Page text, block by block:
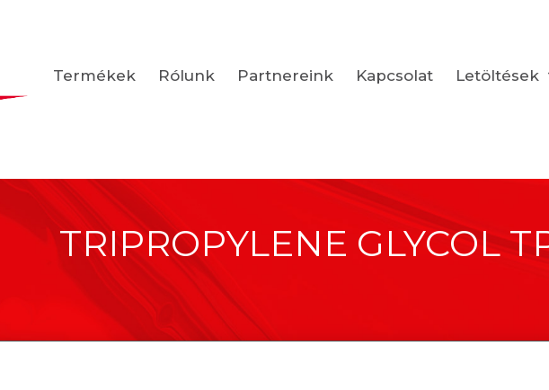
Termékek Rólunk Partnereink Kapcsolat Letöltések
TRIPROPYLENE GLYCOL